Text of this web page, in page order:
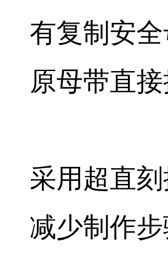
有复制安
原母带直
采用超直
减少制作